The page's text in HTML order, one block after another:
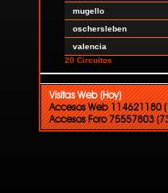
mugello
oschersleben
valencia
20 Circuitos
Visitas Web (Hoy)
Accesos Web 114621180
Accesos Foro 75557803